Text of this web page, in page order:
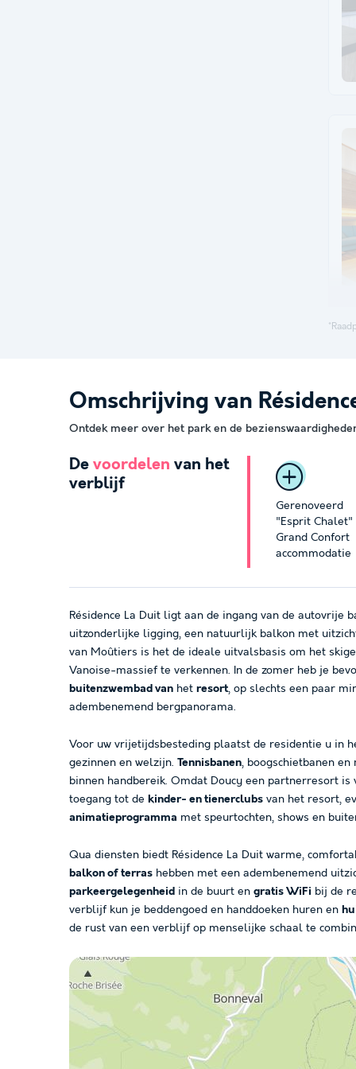
Omschrijving van
Ontdek meer over het park en de
De voordelen van het
verblijf
Gerenoveerd
"Esprit Chalet"
Grand Confort
accommodatie
Résidence La Duit ligt aan de ingang van de autovrije
uitzonderlijke ligging, een natuurlijk balkon met
van Moûtiers is het de ideale uitvalsbasis om het
Vanoise-massief te verkennen. In de zomer heb je
buitenzwembad van het resort, op slechts een paar
adembenemend bergpanorama.
Voor uw vrijetijdsbesteding plaatst de residentie u in
gezinnen en welzijn. Tennisbanen, boogschietbanen
binnen handbereik. Omdat Doucy een partnerresort
toegang tot de kinder- en tienerclubs van het resort,
animatieprogramma met speurtochten, shows en
Qua diensten biedt Résidence La Duit warme,
balkon of terras hebben met een adembenemend
parkeergelegenheid in de buurt en gratis WiFi bij de
verblijf kun je beddengoed en handdoeken huren en
de rust van een verblijf op menselijke schaal te